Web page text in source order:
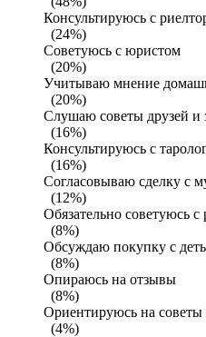
Консультируюсь с
(24%)
Советуюсь с юристом
(20%)
Учитываю мнение
(20%)
Слушаю советы друзей и
(16%)
Консультируюсь с
(16%)
Согласовываю сделку с
(12%)
Обязательно советуюсь с
(8%)
Обсуждаю покупку с
(8%)
Опираюсь на отзывы
(8%)
Ориентируюсь на советы
(4%)